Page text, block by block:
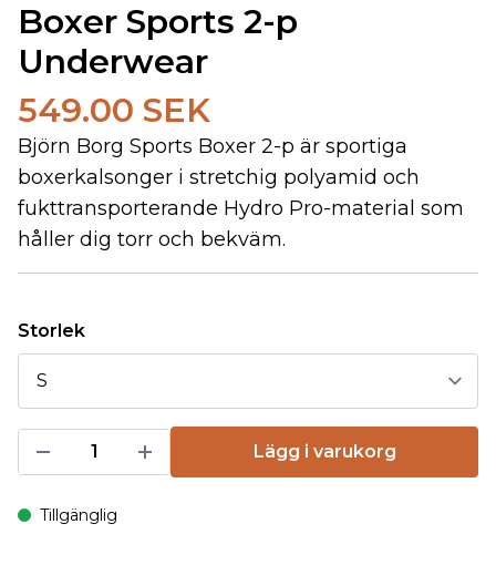
Boxer Sports 2-p
Underwear
549.00 SEK
Björn Borg Sports Boxer 2-p är sportiga
boxerkalsonger i stretchig polyamid och
fukttransporterande Hydro Pro-material som
håller dig torr och bekväm.
Storlek
Lägg i varukorg
Tillgänglig